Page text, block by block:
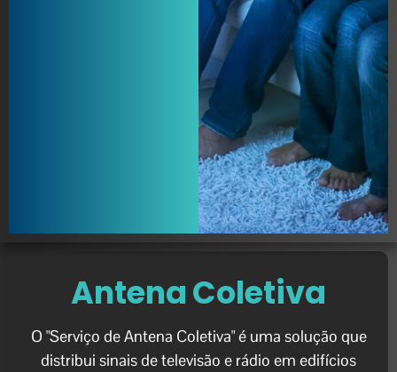
Antena Coletiva
O "Serviço de Antena Coletiva" é uma solução que
distribui sinais de televisão e rádio em edifícios